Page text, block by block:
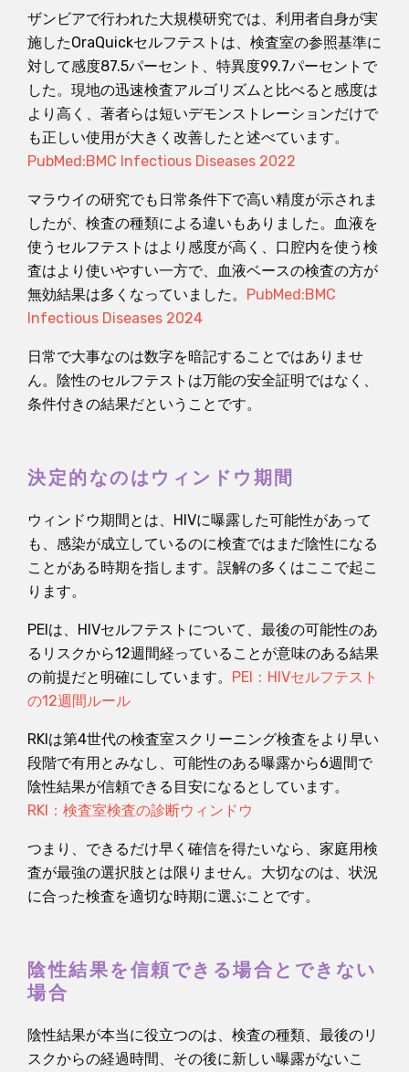
ザンビアで行われた大規模研究では、利用者自身が実
施したOraQuickセルフテストは、検査室の参照基準に
対して感度87.5パーセント、特異度99.7パーセントで
した。現地の迅速検査アルゴリズムと比べると感度は
より高く、著者らは短いデモンストレーションだけで
も正しい使用が大きく改善したと述べています。
PubMed:BMC Infectious Diseases 2022
マラウイの研究でも日常条件下で高い精度が示されま
したが、検査の種類による違いもありました。血液を
使うセルフテストはより感度が高く、口腔内を使う検
査はより使いやすい一方で、血液ベースの検査の方が
無効結果は多くなっていました。 PubMed:BMC
Infectious Diseases 2024
日常で大事なのは数字を暗記することではありませ
ん。陰性のセルフテストは万能の安全証明ではなく、
条件付きの結果だということです。
決定的なのはウィンドウ期間
ウィンドウ期間とは、HIVに曝露した可能性があって
も、感染が成立しているのに検査ではまだ陰性になる
ことがある時期を指します。誤解の多くはここで起こ
ります。
PEIは、HIVセルフテストについて、最後の可能性のあ
るリスクから12週間経っていることが意味のある結果
の前提だと明確にしています。 PEI：HIVセルフテスト
の12週間ルール
RKIは第4世代の検査室スクリーニング検査をより早い
段階で有用とみなし、可能性のある曝露から6週間で
陰性結果が信頼できる目安になるとしています。
RKI：検査室検査の診断ウィンドウ
つまり、できるだけ早く確信を得たいなら、家庭用検
査が最強の選択肢とは限りません。大切なのは、状況
に合った検査を適切な時期に選ぶことです。
陰性結果を信頼できる場合とできない
場合
陰性結果が本当に役立つのは、検査の種類、最後のリ
スクからの経過時間、その後に新しい曝露がないこ